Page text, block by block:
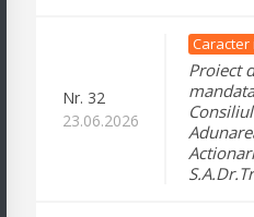
Nr. 32
23.06.2026
Proiect